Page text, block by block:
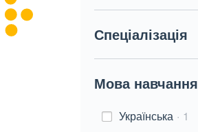
Спеціалізація
Мова навчання
Українська 1